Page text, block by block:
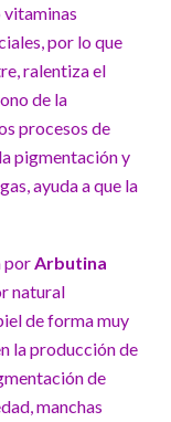
vitaminas
por lo que
ralentiza el
de la
procesos de
pigmentación y
ayuda a que la
porArbutina
natural
de forma muy
la producción de
de
manchas